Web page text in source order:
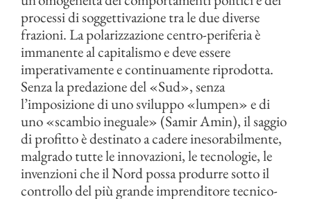
processi di soggettivazione tra le due diverse
frazioni. La polarizzazione centro-periferia è
immanente al capitalismo e deve essere
imperativamente e continuamente riprodotta.
Senza la predazione del «Sud», senza
l’imposizione di uno sviluppo «lumpen» e di
uno «scambio ineguale» (Samir Amin), il saggio
di profitto è destinato a cadere inesorabilmente,
malgrado tutte le innovazioni, le tecnologie, le
invenzioni che il Nord possa produrre sotto il
controllo del più grande imprenditore tecnico-